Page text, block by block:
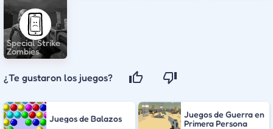
Special Strike
Zombies
¿Te gustaron los juegos?
Juegos de Balazos
Juegos de Guerra en
Primera Persona